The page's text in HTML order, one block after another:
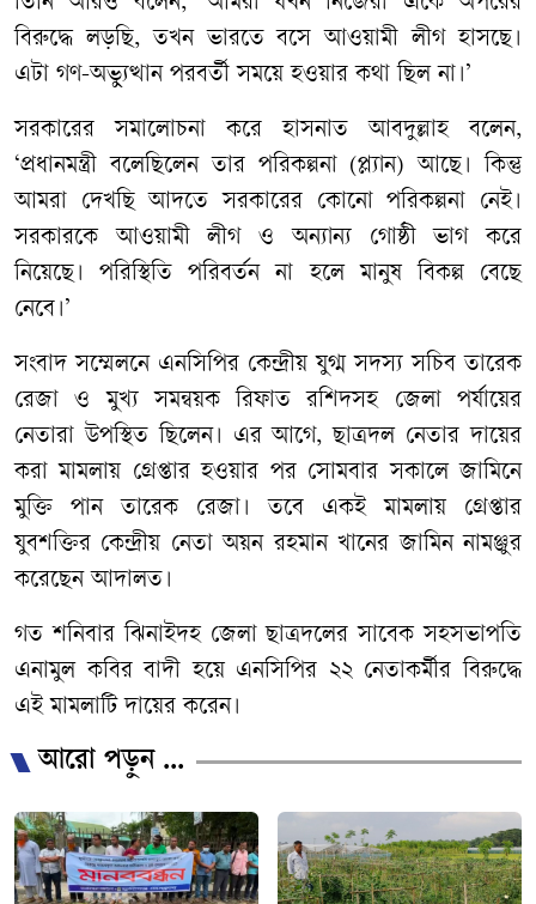
বিরুদ্ধে লড়ছি, তখন ভারতে বসে আওয়ামী লীগ হাসছে।
এটা গণ-অভ্যুত্থান পরবর্তী সময়ে হওয়ার কথা ছিল না।’
সরকারের সমালোচনা করে হাসনাত আবদুল্লাহ বলেন,
‘প্রধানমন্ত্রী বলেছিলেন তার পরিকল্পনা (প্ল্যান) আছে। কিন্তু
আমরা দেখছি আদতে সরকারের কোনো পরিকল্পনা নেই।
সরকারকে আওয়ামী লীগ ও অন্যান্য গোষ্ঠী ভাগ করে
নিয়েছে। পরিস্থিতি পরিবর্তন না হলে মানুষ বিকল্প বেছে
নেবে।’
সংবাদ সম্মেলনে এনসিপির কেন্দ্রীয় যুগ্ম সদস্য সচিব তারেক
রেজা ও মুখ্য সমন্বয়ক রিফাত রশিদসহ জেলা পর্যায়ের
নেতারা উপস্থিত ছিলেন। এর আগে, ছাত্রদল নেতার দায়ের
করা মামলায় গ্রেপ্তার হওয়ার পর সোমবার সকালে জামিনে
মুক্তি পান তারেক রেজা। তবে একই মামলায় গ্রেপ্তার
যুবশক্তির কেন্দ্রীয় নেতা অয়ন রহমান খানের জামিন নামঞ্জুর
করেছেন আদালত।
গত শনিবার ঝিনাইদহ জেলা ছাত্রদলের সাবেক সহসভাপতি
এনামুল কবির বাদী হয়ে এনসিপির ২২ নেতাকর্মীর বিরুদ্ধে
এই মামলাটি দায়ের করেন।
আরো পড়ুন ...